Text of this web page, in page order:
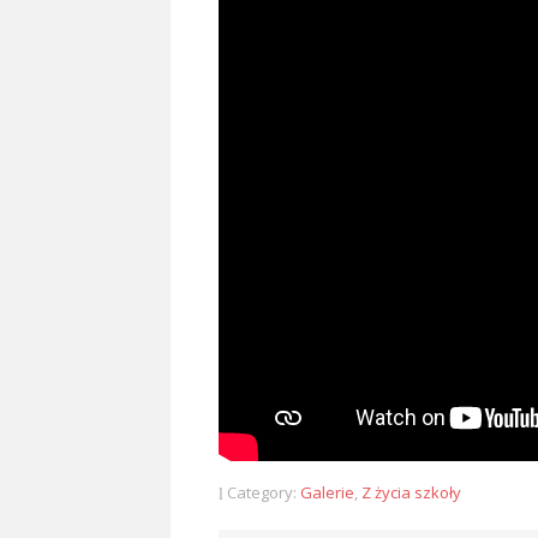
Category: Galerie, Z życia szkoły